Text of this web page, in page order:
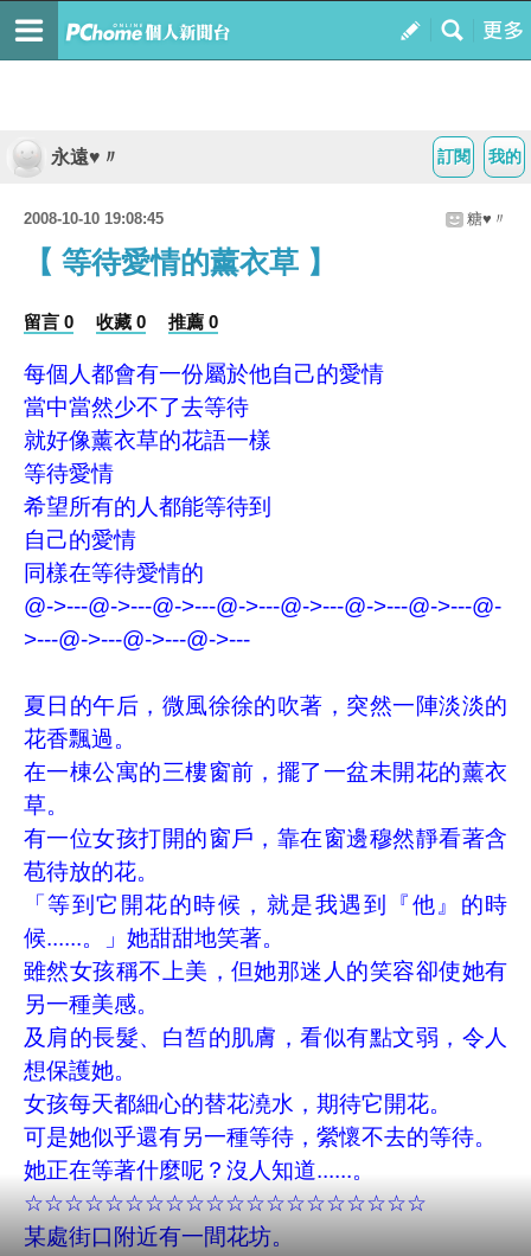
我的
訂閱
永遠♥〃
2008-10-10 19:08:45 糖♥〃
【 等待愛情的薰衣草 】
留言 0 收藏 0 推薦 0
每個人都會有一份屬於他自己的愛情
當中當然少不了去等待
就好像薰衣草的花語一樣
等待愛情
希望所有的人都能等待到
自己的愛情
同樣在等待愛情的
@->---@->---@->---@->---@->---@->---@->---@-
>---@->---@->---@->---
夏日的午后，微風徐徐的吹著，突然一陣淡淡的
花香飄過。
在一棟公寓的三樓窗前，擺了一盆未開花的薰衣
草。
有一位女孩打開的窗戶，靠在窗邊穆然靜看著含
苞待放的花。
「等到它開花的時候，就是我遇到『他』的時
候......。」她甜甜地笑著。
雖然女孩稱不上美，但她那迷人的笑容卻使她有
另一種美感。
及肩的長髮、白皙的肌膚，看似有點文弱，令人
想保護她。
女孩每天都細心的替花澆水，期待它開花。
可是她似乎還有另一種等待，縈懷不去的等待。
她正在等著什麼呢？沒人知道......。
☆☆☆☆☆☆☆☆☆☆☆☆☆☆☆☆☆☆☆☆
某處街口附近有一間花坊。